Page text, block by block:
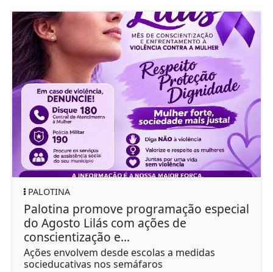
PALOTINA
Palotina promove programação especial
do Agosto Lilás com ações de
conscientização e...
Ações envolvem desde escolas a medidas
socieducativas nos semáfaros